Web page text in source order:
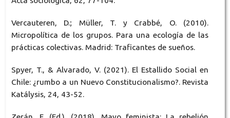
Vercauteren, D.; Müller, T. y Crabbé, O. (2010).
Micropolítica de los grupos. Para una ecología de las
prácticas colectivas. Madrid: Traficantes de sueños.
Spyer, T., & Alvarado, V. (2021). El Estallido Social en
Chile: ¿rumbo a un Nuevo Constitucionalismo?. Revista
Katálysis, 24, 43-52.